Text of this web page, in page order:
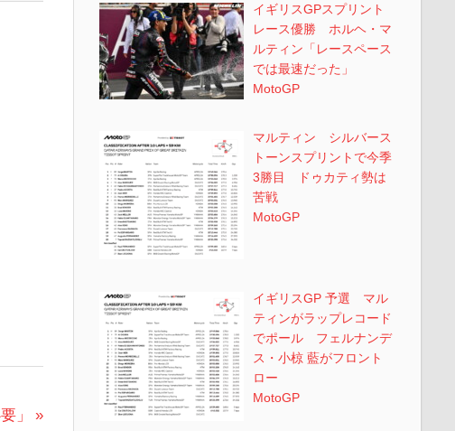
」
イギリスGPスプリント
レース優勝 ホルヘ・マ
ルティン「レースペース
では最速だった」
MotoGP
マルティン シルバース
トーンスプリントで今季
3勝目 ドゥカティ勢は
苦戦
MotoGP
イギリスGP 予選 マル
ティンがラップレコード
でポール フェルナンデ
ス・小椋 藍がフロント
ロー
MotoGP